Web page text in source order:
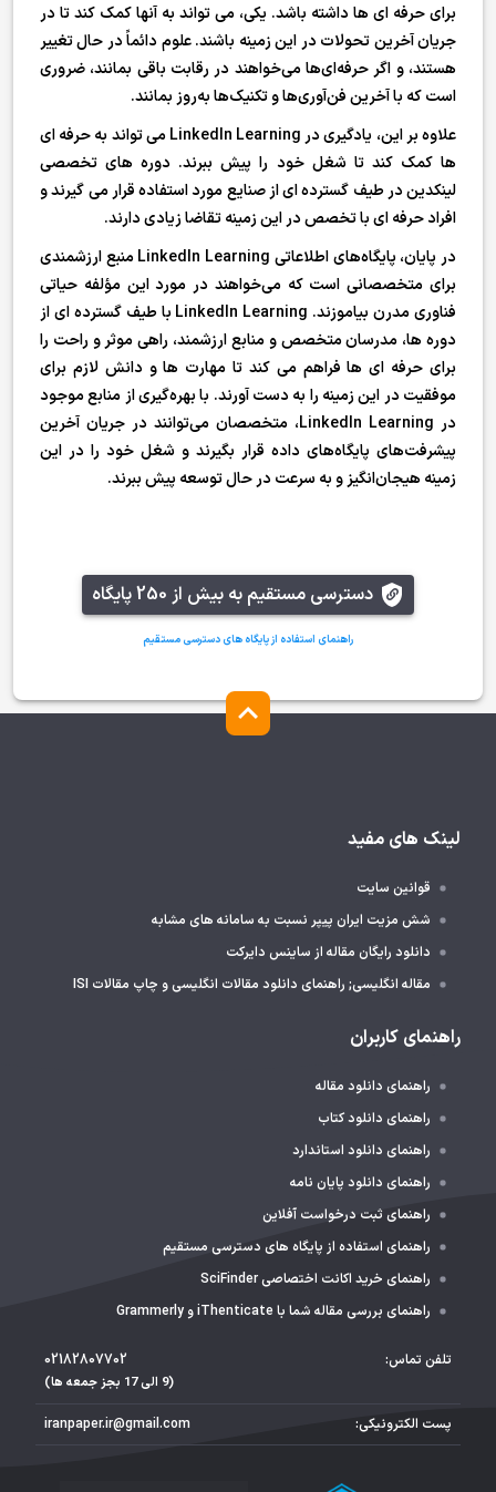
برای حرفه ای ها داشته باشد. یکی، می تواند به آنها کمک کند تا در
جریان آخرین تحولات در این زمینه باشند. علوم دائماً در حال تغییر
هستند، و اگر حرفه‌ای‌ها می‌خواهند در رقابت باقی بمانند، ضروری
است که با آخرین فن‌آوری‌ها و تکنیک‌ها به‌روز بمانند.
علاوه بر این، یادگیری در LinkedIn Learning می تواند به حرفه ای
ها کمک کند تا شغل خود را پیش ببرند. دوره های تخصصی
لینکدین در طیف گسترده ای از صنایع مورد استفاده قرار می گیرند و
افراد حرفه ای با تخصص در این زمینه تقاضا زیادی دارند.
در پایان، پایگاه‌های اطلاعاتی LinkedIn Learning منبع ارزشمندی
برای متخصصانی است که می‌خواهند در مورد این مؤلفه حیاتی
فناوری مدرن بیاموزند. LinkedIn Learning با طیف گسترده ای از
دوره ها، مدرسان متخصص و منابع ارزشمند، راهی موثر و راحت را
برای حرفه ای ها فراهم می کند تا مهارت ها و دانش لازم برای
موفقیت در این زمینه را به دست آورند. با بهره‌گیری از منابع موجود
در LinkedIn Learning، متخصصان می‌توانند در جریان آخرین
پیشرفت‌های پایگاه‌های داده قرار بگیرند و شغل خود را در این
زمینه هیجان‌انگیز و به سرعت در حال توسعه پیش ببرند.
دسترسی مستقیم به بیش از 250 پایگاه
راهنمای استفاده از پایگاه های دسترسی مستقیم
لینک های مفید
قوانین سایت
شش مزیت ایران پیپر نسبت به سامانه های مشابه
دانلود رایگان مقاله از ساینس دایرکت
مقاله انگلیسی; راهنمای دانلود مقالات انگلیسی و چاپ مقالات ISI
راهنمای کاربران
راهنمای دانلود مقاله
راهنمای دانلود کتاب
راهنمای دانلود استاندارد
راهنمای دانلود پایان نامه
راهنمای ثبت درخواست آفلاین
راهنمای استفاده از پایگاه های دسترسی مستقیم
راهنمای خرید اکانت اختصاصی SciFinder
راهنمای بررسی مقاله شما با iThenticate و Grammerly
تلفن تماس: 02182807702
(9 الی 17 بجز جمعه ها)
پست الکترونیکی: iranpaper.ir@gmail.com